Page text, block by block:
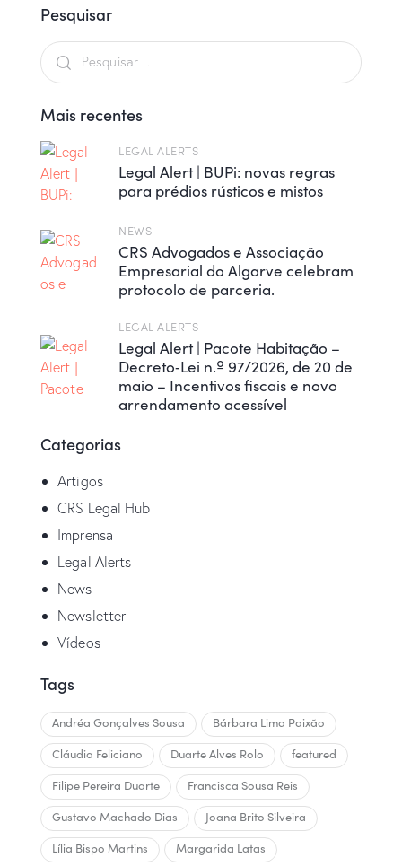
Pesquisar
Mais recentes
LEGAL ALERTS
Legal Alert | BUPi: novas regras
para prédios rústicos e mistos
NEWS
CRS Advogados e Associação
Empresarial do Algarve celebram
protocolo de parceria.
LEGAL ALERTS
Legal Alert | Pacote Habitação –
Decreto‑Lei n.º 97/2026, de 20 de
maio – Incentivos fiscais e novo
arrendamento acessível
Categorias
Artigos
CRS Legal Hub
Imprensa
Legal Alerts
News
Newsletter
Vídeos
Tags
Andréa Gonçalves Sousa
Bárbara Lima Paixão
Cláudia Feliciano
Duarte Alves Rolo
featured
Filipe Pereira Duarte
Francisca Sousa Reis
Gustavo Machado Dias
Joana Brito Silveira
Lília Bispo Martins
Margarida Latas